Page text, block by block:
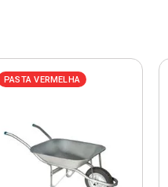
PASTA VERMELHA